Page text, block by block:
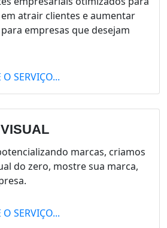
atrair clientes e aumentar
empresas que desejam
SERVIÇO...
marcas, criamos
do zero, mostre sua marca,
SERVIÇO...